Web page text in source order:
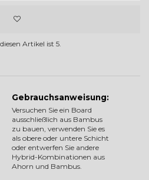
Artikel ist 5.
Gebrauchsanweisung:
Versuchen Sie ein Board
ausschließlich aus Bambus
zu bauen, verwenden Sie es
als obere oder untere Schicht
oder entwerfen Sie andere
Hybrid-Kombinationen aus
Ahorn und Bambus.